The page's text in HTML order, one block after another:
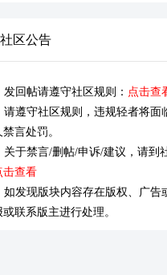
社区公告
发回帖请遵守社区规则： 点击查
请遵守社区规则，违规轻者将面
禁言处罚。
关于禁言/删帖/申诉/建议，请到
击查看
如发现版块内容存在版权、广告
或联系版主进行处理。